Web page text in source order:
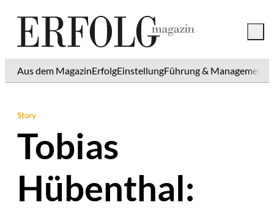
Aus dem MagazinErfolgEinstellungFührung & Management
Story
Tobias
Hübenthal: